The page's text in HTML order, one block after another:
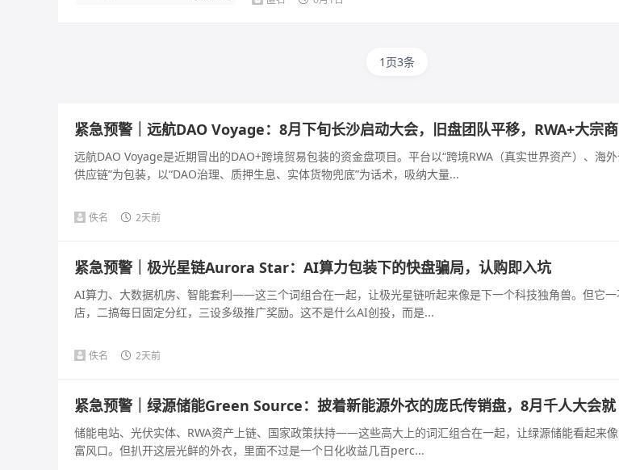
1页3条
紧急预警｜远航DAO Voyage：8月下旬长沙启动大会，旧盘团队平移，RWA+大宗
远航DAO Voyage是近期冒出的DAO+跨境贸易包装的资金盘项目。平台以“跨境RWA（真实世界资产）、海
供应链”为包装，以“DAO治理、质押生息、实体货物兜底”为话术，吸纳大量...
佚名 2天前
紧急预警｜极光星链Aurora Star：AI算力包装下的快盘骗局，认购即入坑
AI算力、大数据机房、智能套利——这三个词组合在一起，让极光星链听起来像是下一个科技独角兽。但它一
店，二搞每日固定分红，三设多级推广奖励。这不是什么AI创投，而是...
佚名 2天前
紧急预警｜绿源储能Green Source：披着新能源外衣的庞氏传销盘，8月千人大会就
储能电站、光伏实体、RWA资产上链、国家政策扶持——这些高大上的词汇组合在一起，让绿源储能看起来
富风口。但扒开这层光鲜的外衣，里面不过是一个日化收益几百perc...